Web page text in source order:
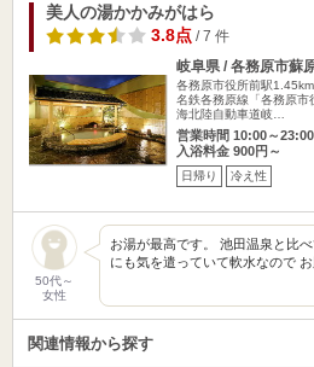
美人の湯かかみがはら
3.8点/ 7 件
岐阜県 / 各務原市蘇
各務原市役所前駅1.45km
名鉄各務原線「各務原
海北陸自動車道岐…
営業時間 10:00～23:00
入浴料金 900円～
日帰り 冷え性
50代～
女性
お湯が最高です。 池田温泉と比
にも気を遣っていて軟水なので
関連情報から探す